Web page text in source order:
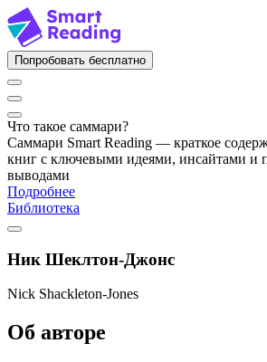
Попробовать бесплатно
Что такое саммари?
Саммари Smart Reading — краткое
книг с ключевыми идеями, инсайтами и
выводами
Подробнее
Библиотека
Ник Шеклтон-Джонс
Nick Shackleton-Jones
Об авторе